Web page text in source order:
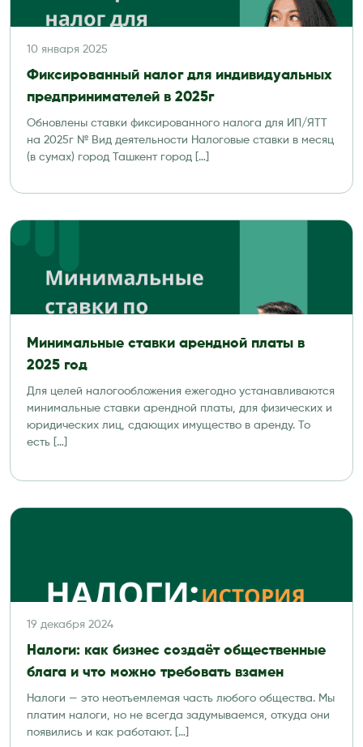
10 января 2025
Фиксированный налог для индивидуальных
предпринимателей в 2025г
Обновлены ставки фиксированного налога для ИП/ЯТТ
на 2025г № Вид деятельности Налоговые ставки в месяц
(в сумах) город Ташкент город […]
Минимальные ставки арендной платы в
2025 год
Для целей налогообложения ежегодно устанавливаются
минимальные ставки арендной платы, для физических и
юридических лиц, сдающих имущество в аренду. То
есть […]
19 декабря 2024
Налоги: как бизнес создаёт общественные
блага и что можно требовать взамен
Налоги — это неотъемлемая часть любого общества. Мы
платим налоги, но не всегда задумываемся, откуда они
появились и как работают. […]